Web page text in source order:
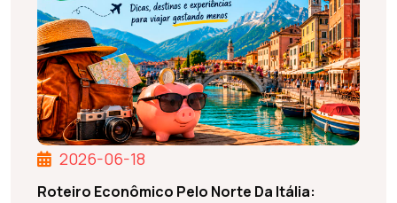
2026-06-18
Roteiro Econômico Pelo Norte Da Itália: